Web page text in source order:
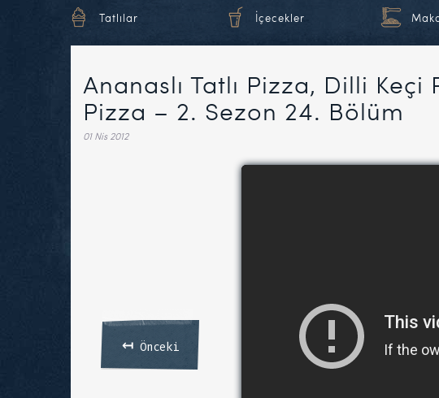
Tatlılar İçecekler
Ananaslı Tatlı Pizza, Dilli Keçi
Pizza – 2. Sezon 24. Bölüm
01 Nis 2012
↤Önceki